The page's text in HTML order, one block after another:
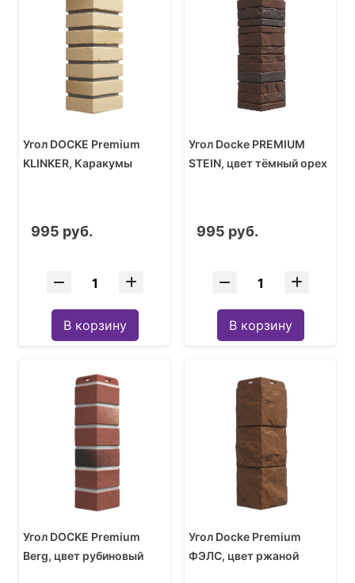
Угол DOCKE Premium
KLINKER, Каракумы
995 руб.
В корзину
Угол Docke PREMIUM
STEIN, цвет тёмный орех
995 руб.
В корзину
Угол DOCKE Premium
Berg, цвет рубиновый
Угол Docke Premium
ФЭЛС, цвет ржаной